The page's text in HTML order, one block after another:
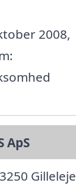
2008,
ApS
Gilleleje